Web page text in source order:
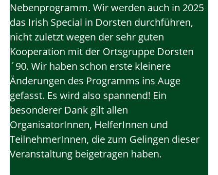
Nebenprogramm. Wir werden auch in 2025
das Irish Special in Dorsten durchführen,
nicht zuletzt wegen der sehr guten
Kooperation mit der Ortsgruppe Dorsten
´90. Wir haben schon erste kleinere
Änderungen des Programms ins Auge
gefasst. Es wird also spannend! Ein
besonderer Dank gilt allen
OrganisatorInnen, HelferInnen und
TeilnehmerInnen, die zum Gelingen dieser
Veranstaltung beigetragen haben.